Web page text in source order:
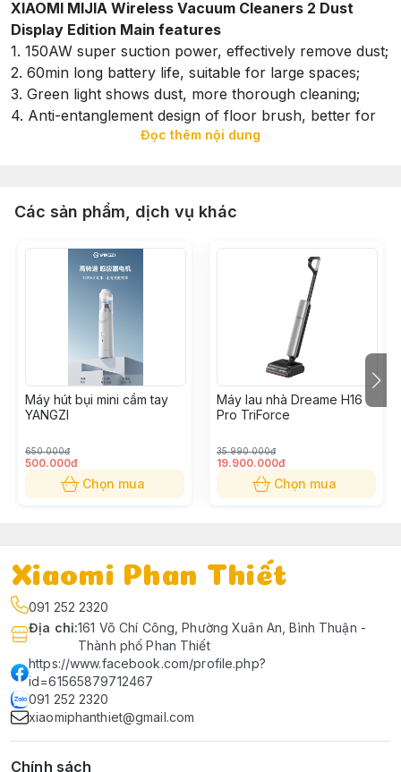
XIAOMI MIJIA Wireless Vacuum Cleaners 2 Dust
Display Edition Main features
1. 150AW super suction power, effectively remove dust;
2. 60min long battery life, suitable for large spaces;
3. Green light shows dust, more thorough cleaning;
4. Anti-entanglement design of floor brush, better for
6. Three-dimensional dust removal coverage for the
whole house.
7. Comb-tooth anti-entanglement design, not easy to
entangle hair during cleaning.
7. Comb type anti-tangle design, clean and easy to
8. Maximum 24kPa rapid suction power, strong
strength, instant suction of stubborn dust,
9. 6-layer sound insulation and noise reduction
optimization, cleaning sound as low as 73dB(A).
10. 12-cone cyclone separation system, fast dust
11. Electric dust removal brush, deep removal of dust
mites and dandruff.
12. Two-in-one flat suction, your gap cleaning artifact.
two-in-one.
Đọc thêm nội dung
Các sản phẩm, dịch vụ khác
Máy hút bụi mini cầm tay
YANGZI
650.000đ
500.000đ
Chọn mua
Máy lau nhà Dreame H16
Pro TriForce
35.990.000đ
19.900.000đ
Chọn mua
Xiaomi Phan Thiết
091 252 2320
Địa chỉ:161 Võ Chí Công, Phường Xuân An, Bình Thuận -
Thành phố Phan Thiết
https://www.facebook.com/profile.php?
id=61565879712467
091 252 2320
xiaomiphanthiet@gmail.com
Chính sách